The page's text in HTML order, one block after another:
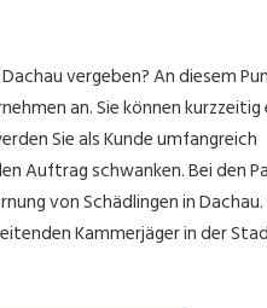
vergeben? An diesem
an. Sie können kurzzeitig
Sie als Kunde umfangreich
Auftrag schwanken. Bei den
von Schädlingen in Dachau.
Kammerjäger in der